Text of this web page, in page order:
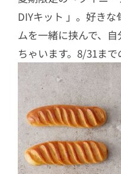
DIYキット 」。好き
ムを一緒に挟んで、
ちゃいます。8/31まで